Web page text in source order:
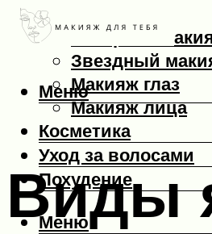
Макияж
Вечерний
Звездный
Макияж глаз
Макияж лица
Косметика
Уход за волосами
Похудение
Меню
Меню
Виды